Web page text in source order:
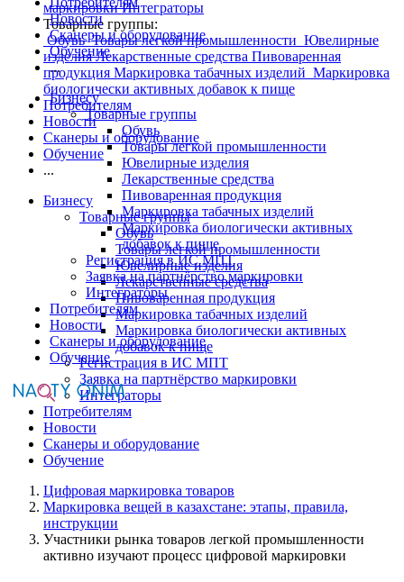
Новости
Сканеры и оборудование
Обучение
...
Бизнесу
Товарные группы
Обувь
Товары легкой промышленности
Ювелирные изделия
Лекарственные средства
Пивоваренная продукция
Маркировка табачных изделий
Маркировка биологически активных
добавок к пище
Регистрация в ИС МПТ
Заявка на партнёрство маркировки
Интеграторы
Потребителям
Новости
Сканеры и оборудование
Обучение
маркировкиИнтеграторы
Товарные группы:
ОбувьТовары легкой промышленности Ювелирные
изделияЛекарственные средства Пивоваренная
продукция Маркировка табачных изделий Маркировка
биологически активных добавок к пище
Потребителям
Новости
Сканеры и оборудование
Обучение
...
Бизнесу
Товарные группы
Обувь
Товары легкой промышленности
Ювелирные изделия
Лекарственные средства
Пивоваренная продукция
Маркировка табачных изделий
Маркировка биологически активных
добавок к пище
Регистрация в ИС МПТ
Заявка на партнёрство маркировки
Интеграторы
Потребителям
Новости
Сканеры и оборудование
Обучение
Цифровая маркировка товаров
Маркировка вещей в казахстане: этапы, правила,
инструкции
Участники рынка товаров легкой промышленности
активно изучают процесс цифровой маркировки